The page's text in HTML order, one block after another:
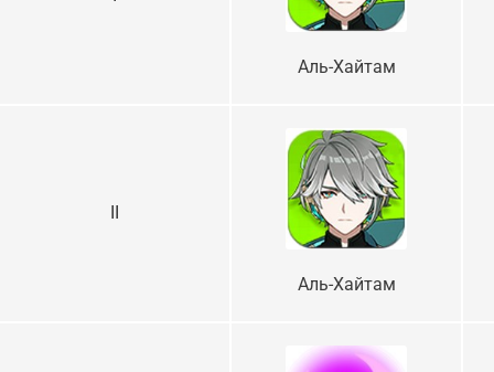
Аль-Хайтам
Аль-Хайтам